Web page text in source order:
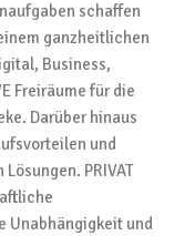
schaffen
ganzheitlichen
Business,
Freiräume für die
Darüber hinaus
und
PRIVAT
Unabhängigkeit und